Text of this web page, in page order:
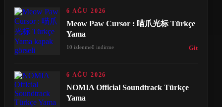
6 AĞU 2026
Meow Paw Cursor : 喵爪光标 Türkçe
Yama
10 izlenme0 indirme Git
6 AĞU 2026
NOMIA Official Soundtrack Türkçe
Yama